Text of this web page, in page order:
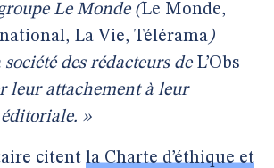
Le Monde (Le Monde,
La Vie, Télérama)
société des rédacteurs de L’Obs
leur attachement à leur
»
citent la Charte d’éthique et